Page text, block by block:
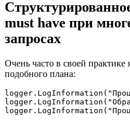
must have при
запросах
Очень часто в своей практике
подобного плана: